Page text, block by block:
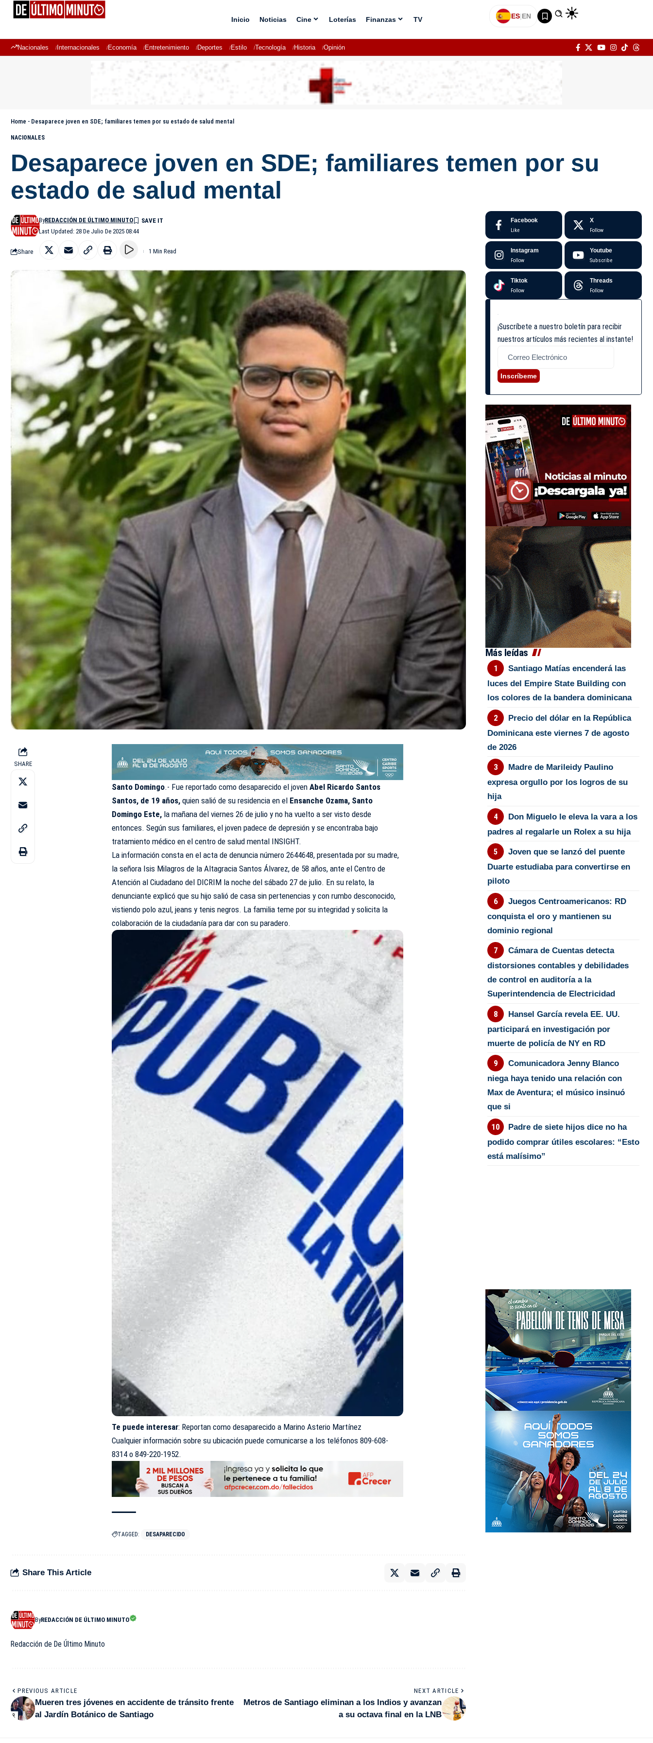
Inicio Noticias Cine Loterías Finanzas TV ES|EN
Nacionales Internacionales Economía Entretenimiento Deportes Estilo Tecnología Historia Opinión
Home - Desaparece joven en SDE; familiares temen por su estado de salud mental
NACIONALES
Desaparece joven en SDE; familiares temen por su
estado de salud mental
Last Updated: 28 De Julio De 2025 08:44
ByREDACCIÓN DE ÚLTIMO MINUTO
Share 1 Min Read
SHARE
Santo Domingo.- Fue reportado como desaparecido el joven Abel Ricardo Santos
Santos, de 19 años,quien salió de su residencia en el Ensanche Ozama, Santo
Domingo Este, la mañana del viernes 26 de julio y no ha vuelto a ser visto desde
entonces. Según sus familiares, el joven padece de depresión y se encontraba bajo
tratamiento médico en el centro de salud mental INSIGHT.
La información consta en el acta de denuncia número 2644648, presentada por su madre,
la señora Isis Milagros de la Altagracia Santos Álvarez, de 58 años, ante el Centro de
Atención al Ciudadano del DICRIM la noche del sábado 27 de julio. En su relato, la
denunciante explicó que su hijo salió de casa sin pertenencias y con rumbo desconocido,
vistiendo polo azul, jeans y tenis negros. La familia teme por su integridad y solicita la
colaboración de la ciudadanía para dar con su paradero.
Te puede interesar: Reportan como desaparecido a Marino Asterio Martínez
Cualquier información sobre su ubicación puede comunicarse a los teléfonos 809-608-
8314 o 849-220-1952.
TAGGED: DESAPARECIDO
Share This Article
ByREDACCIÓN DE ÚLTIMO MINUTO
Redacción de De Último Minuto
PREVIOUS ARTICLE
Mueren tres jóvenes en accidente de tránsito frente
al Jardín Botánico de Santiago
NEXT ARTICLE
Metros de Santiago eliminan a los Indios y avanzan
a su octava final en la LNB
Facebook
Like
X
Follow
Instagram
Follow
Youtube
Subscribe
Tiktok
Follow
Threads
Follow
¡Suscríbete a nuestro boletín para recibir
nuestros artículos más recientes al instante!
Inscríbeme
Más leídas
Santiago Matías encenderá las
luces del Empire State Building con
los colores de la bandera dominicana
Precio del dólar en la República
Dominicana este viernes 7 de agosto
de 2026
Madre de Marileidy Paulino
expresa orgullo por los logros de su
hija
Don Miguelo le eleva la vara a los
padres al regalarle un Rolex a su hija
Joven que se lanzó del puente
Duarte estudiaba para convertirse en
piloto
Juegos Centroamericanos: RD
conquista el oro y mantienen su
dominio regional
Cámara de Cuentas detecta
distorsiones contables y debilidades
de control en auditoría a la
Superintendencia de Electricidad
Hansel García revela EE. UU.
participará en investigación por
muerte de policía de NY en RD
Comunicadora Jenny Blanco
niega haya tenido una relación con
Max de Aventura; el músico insinuó
que si
Padre de siete hijos dice no ha
podido comprar útiles escolares: “Esto
está malísimo”